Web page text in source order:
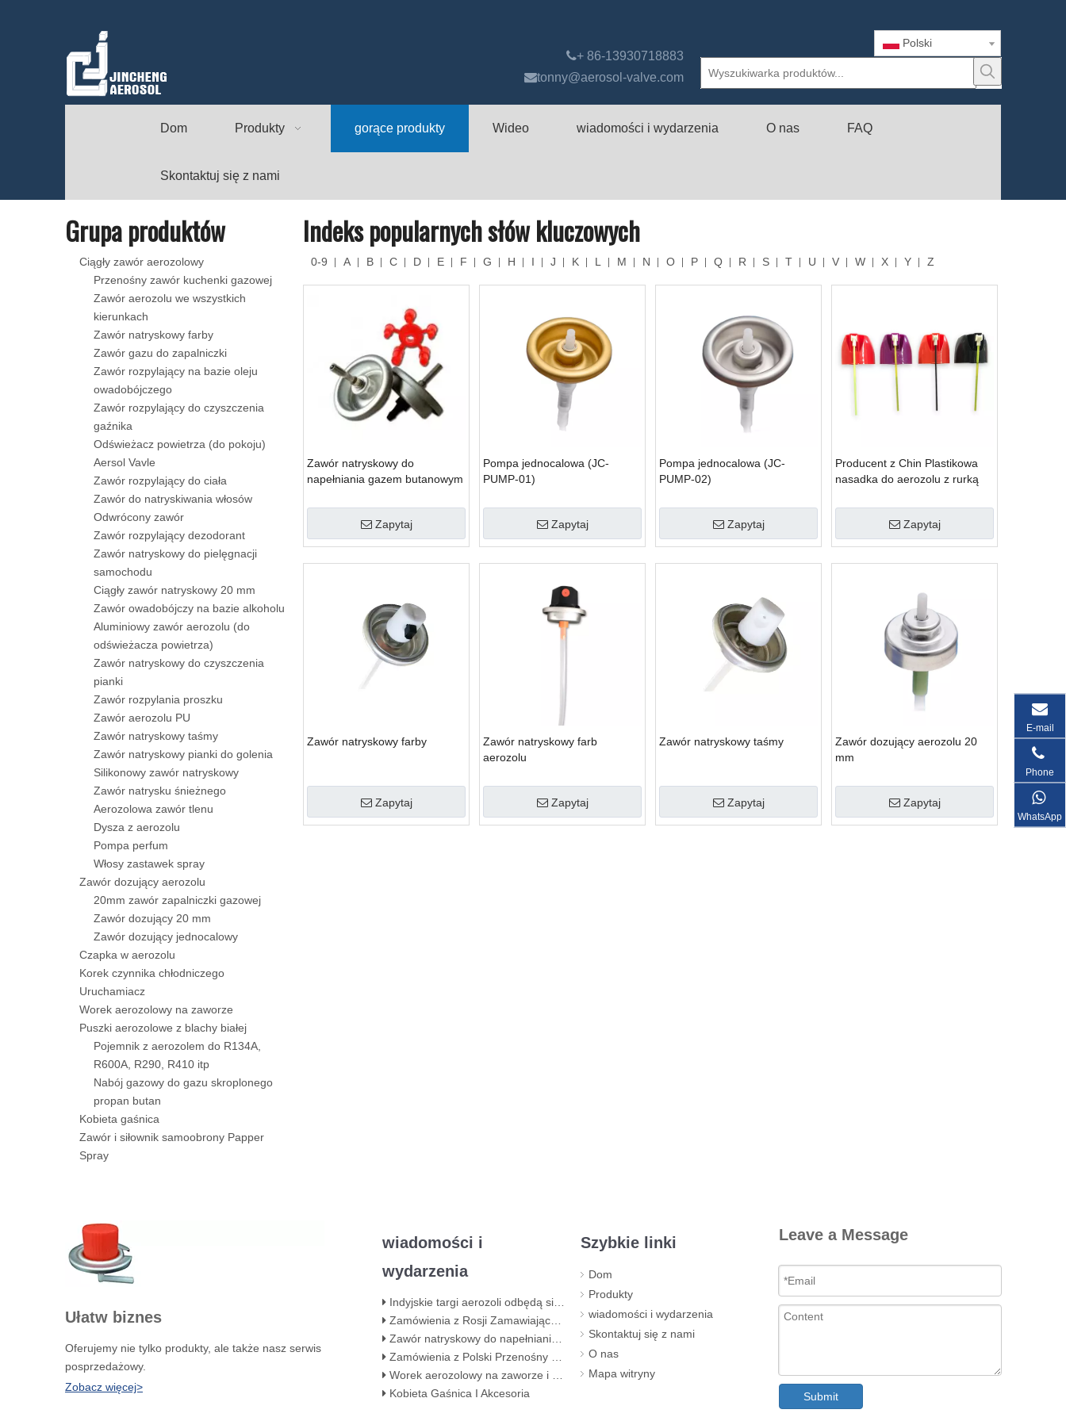
+ 86-13930718883
tonny@aerosol-valve.com
Polski
Dom Produkty gorące produkty Wideo wiadomości i wydarzenia O nas FAQ
Skontaktuj się z nami
Grupa produktów
Ciągły zawór aerozolowy
Przenośny zawór kuchenki gazowej
Zawór aerozolu we wszystkich
kierunkach
Zawór natryskowy farby
Zawór gazu do zapalniczki
Zawór rozpylający na bazie oleju
owadobójczego
Zawór rozpylający do czyszczenia
gaźnika
Odświeżacz powietrza (do pokoju)
Aersol Vavle
Zawór rozpylający do ciała
Zawór do natryskiwania włosów
Odwrócony zawór
Zawór rozpylający dezodorant
Zawór natryskowy do pielęgnacji
samochodu
Ciągły zawór natryskowy 20 mm
Zawór owadobójczy na bazie alkoholu
Aluminiowy zawór aerozolu (do
odświeżacza powietrza)
Zawór natryskowy do czyszczenia
pianki
Zawór rozpylania proszku
Zawór aerozolu PU
Zawór natryskowy taśmy
Zawór natryskowy pianki do golenia
Silikonowy zawór natryskowy
Zawór natrysku śnieżnego
Aerozolowa zawór tlenu
Dysza z aerozolu
Pompa perfum
Włosy zastawek spray
Zawór dozujący aerozolu
20mm zawór zapalniczki gazowej
Zawór dozujący 20 mm
Zawór dozujący jednocalowy
Czapka w aerozolu
Korek czynnika chłodniczego
Uruchamiacz
Worek aerozolowy na zaworze
Puszki aerozolowe z blachy białej
Pojemnik z aerozolem do R134A,
R600A, R290, R410 itp
Nabój gazowy do gazu skroplonego
propan butan
Kobieta gaśnica
Zawór i siłownik samoobrony Papper
Spray
Indeks popularnych słów kluczowych
0-9 A B C D E F G H I J K L M N O P Q R S T U V W X Y Z
Zawór natryskowy do
napełniania gazem butanowym
Zapytaj
Pompa jednocalowa (JC-
PUMP-01)
Zapytaj
Pompa jednocalowa (JC-
PUMP-02)
Zapytaj
Producent z Chin Plastikowa
nasadka do aerozolu z rurką
Zapytaj
Zawór natryskowy farby
Zapytaj
Zawór natryskowy farb
aerozolu
Zapytaj
Zawór natryskowy taśmy
Zapytaj
Zawór dozujący aerozolu 20
mm
Zapytaj
E-mail
Phone
WhatsApp
Ułatw biznes
Oferujemy nie tylko produkty, ale także nasz serwis
posprzedażowy.
Zobacz więcej>
wiadomości i
wydarzenia
Indyjskie targi aerozoli odbędą się teraz w hali 5, BEC (NESCO) Bombaj
Zamówienia z Rosji Zamawiający zawór do kuchenki gazowej na butan
Zawór natryskowy do napełniania butanu / zawór do napełniania zapalniczki butanowy w aerozolu
Zamówienia z Polski Przenośny zawór gazowy klienta z czerwoną osłoną
Worek aerozolowy na zaworze i worek na etapie napełniania zaworu
Kobieta Gaśnica I Akcesoria
Szybkie linki
Dom
Produkty
wiadomości i wydarzenia
Skontaktuj się z nami
O nas
Mapa witryny
Leave a Message
Submit